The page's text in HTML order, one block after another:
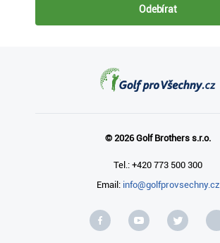
Odebírat
© 2026 Golf Brothers s.r.o.
Tel.: +420 773 500 300
Email: info@golfprovsechny.cz